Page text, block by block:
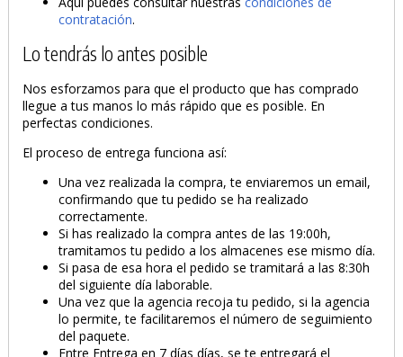
contratación.
Lo tendrás lo antes posible
Nos esforzamos para que el producto que has comprado
llegue a tus manos lo más rápido que es posible. En
perfectas condiciones.
El proceso de entrega funciona así:
Una vez realizada la compra, te enviaremos un email,
confirmando que tu pedido se ha realizado
correctamente.
Si has realizado la compra antes de las 19:00h,
tramitamos tu pedido a los almacenes ese mismo día.
Si pasa de esa hora el pedido se tramitará a las 8:30h
del siguiente día laborable.
Una vez que la agencia recoja tu pedido, si la agencia
lo permite, te facilitaremos el número de seguimiento
del paquete.
Entre Entrega en 7 días días, se te entregará el